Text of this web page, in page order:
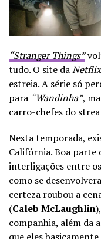
“Stranger Things”
tudo. O site daNetflix
estreia. A série só
para “Wandinha”,
carro-chefes do
Nesta temporada,
Califórnia. Boa parte
interligações entre
como se
certeza roubou a
(Caleb McLaughlin
companhia, além da